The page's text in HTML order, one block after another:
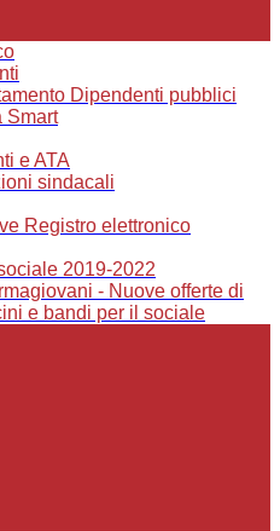
Dipendenti pubblici
Smart
e ATA
sindacali
Registro elettronico
2019-2022
- Nuove offerte di
e bandi per il sociale